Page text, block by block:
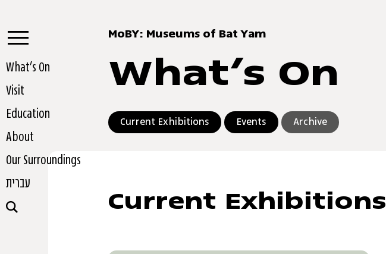
What’s On
Visit
Education
About
Our Surroundings
עברית
MoBY: Museums of Bat Yam
What’s On
Current Exhibitions Events Archive
Current Exhibitions